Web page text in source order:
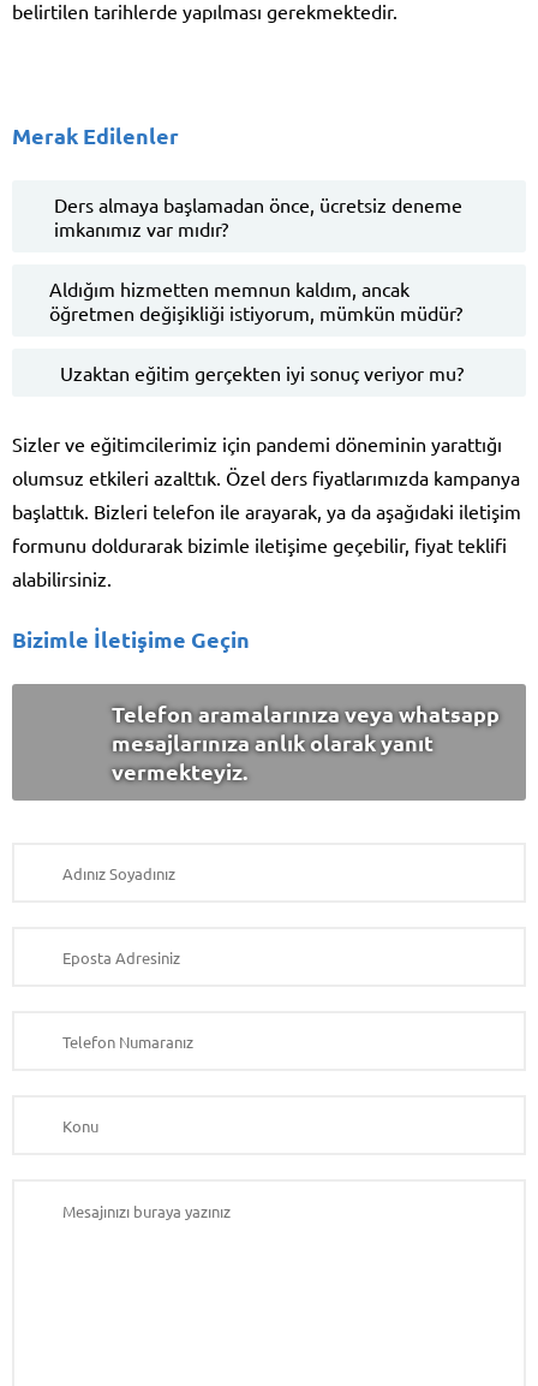
belirtilen tarihlerde yapılması gerekmektedir.
Merak Edilenler
Ders almaya başlamadan önce, ücretsiz deneme
imkanımız var mıdır?
Aldığım hizmetten memnun kaldım, ancak
öğretmen değişikliği istiyorum, mümkün müdür?
Uzaktan eğitim gerçekten iyi sonuç veriyor mu?
Sizler ve eğitimcilerimiz için pandemi döneminin yarattığı
olumsuz etkileri azalttık. Özel ders fiyatlarımızda kampanya
başlattık. Bizleri telefon ile arayarak, ya da aşağıdaki iletişim
formunu doldurarak bizimle iletişime geçebilir, fiyat teklifi
alabilirsiniz.
Bizimle İletişime Geçin
Telefon aramalarınıza veya whatsapp
mesajlarınıza anlık olarak yanıt
vermekteyiz.